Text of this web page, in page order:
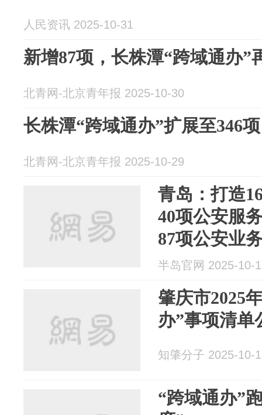
人民资讯 2025-10-31
新增87项，长株潭“跨域通办”
北青网-北京青年报 2025-10-30
长株潭“跨域通办”扩展至346项
北青网-北京青年报 2025-10-29
青岛：打造
40项公安服
87项公安业
25类
半岛官网 2025-10-
肇庆市2025
办”事项清单
知肇分子 2025-10-
“跨域通办”